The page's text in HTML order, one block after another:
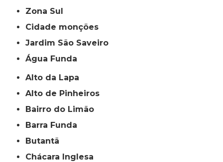
Zona Sul
cidade monções
jardim São Saveiro
Água Funda
Alto da Lapa
Alto de Pinheiros
Bairro do Limão
Barra Funda
Butantã
Chácara Inglesa